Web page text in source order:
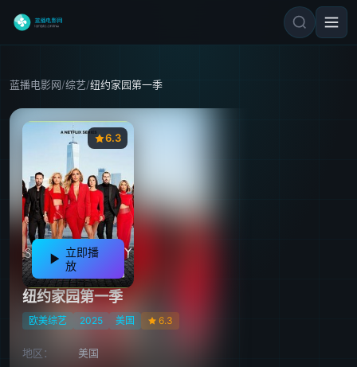
蓝播电影网/综艺/纽约家园第一季
6.3
立即播
放
纽约家园第一季
欧美综艺 2025 美国 6.3
地区：
美国